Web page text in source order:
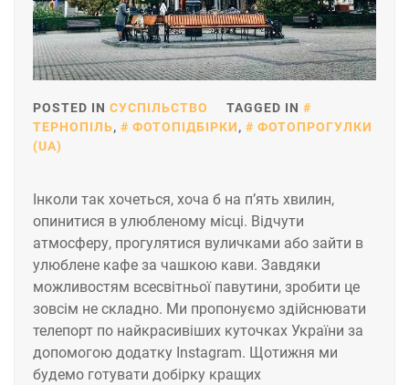
POSTED IN СУСПІЛЬСТВО
TAGGED IN
ТЕРНОПІЛЬ, ФОТОПІДБІРКИ,
ФОТОПРОГУЛКИ
(UA)
Інколи так хочеться, хоча б на п’ять хвилин,
опинитися в улюбленому місці. Відчути
атмосферу, прогулятися вуличками або зайти в
улюблене кафе за чашкою кави. Завдяки
можливостям всесвітньої павутини, зробити це
зовсім не складно. Ми пропонуємо здійснювати
телепорт по найкрасивіших куточках України за
допомогою додатку Instagram. Щотижня ми
будемо готувати добірку кращих